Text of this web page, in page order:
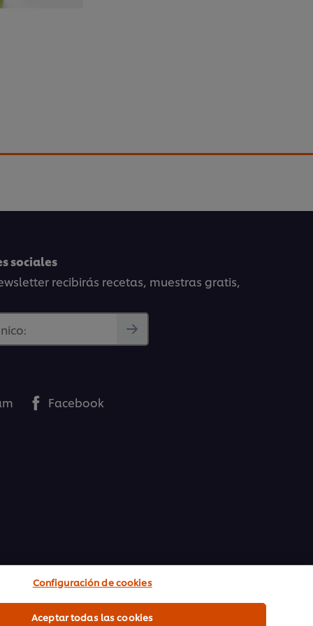
UFS ACADEMY, FORMACIÓN
sociales
recibirás recetas, muestras gratis,
Facebook
Configuración de cookies
Aceptar todas las cookies